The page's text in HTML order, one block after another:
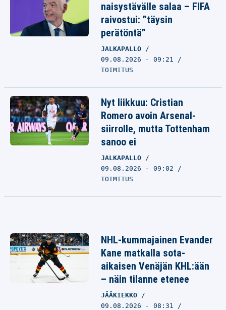
naisystävälle salaa – FIFA
raivostui: ”täysin
perätöntä”
JALKAPALLO
09.08.2026 - 09:21
TOIMITUS
Nyt liikkuu: Cristian
Romero avoin Arsenal-
siirrolle, mutta Tottenham
sanoo ei
JALKAPALLO
09.08.2026 - 09:02
TOIMITUS
NHL-kummajainen Evander
Kane matkalla sota-
aikaisen Venäjän KHL:ään
– näin tilanne etenee
JÄÄKIEKKO
09.08.2026 - 08:31